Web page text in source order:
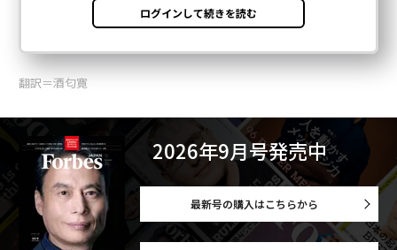
翻訳＝酒匂寛
2026年9月号発売中
最新号の購入はこちらから